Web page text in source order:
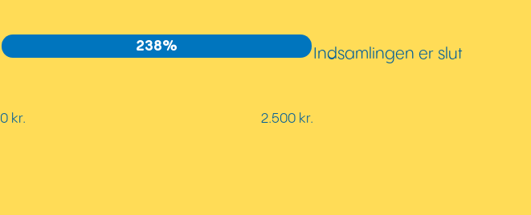
238%
0 kr. 2.500 kr.
Indsamlingen er slut